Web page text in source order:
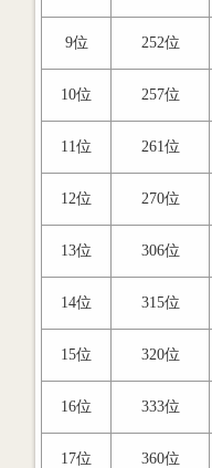
9位 252位
10位 257位
11位 261位
12位 270位
13位 306位
14位 315位
15位 320位
16位 333位
17位 360位